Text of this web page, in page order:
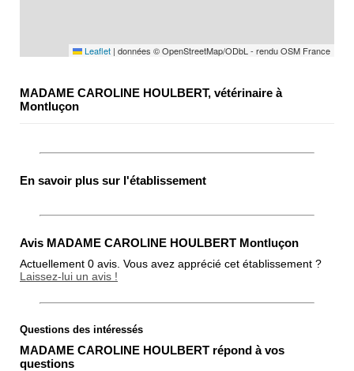
Leaflet | données © OpenStreetMap/ODbL - rendu OSM France
MADAME CAROLINE HOULBERT, vétérinaire à
Montluçon
En savoir plus sur l'établissement
Avis MADAME CAROLINE HOULBERT Montluçon
Actuellement 0 avis. Vous avez apprécié cet établissement ?
Laissez-lui un avis !
Note globale
Propreté
Questions des intéressés
MADAME CAROLINE HOULBERT répond à vos
questions